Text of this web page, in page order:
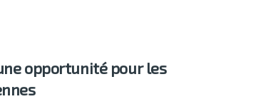
opportunité pour les